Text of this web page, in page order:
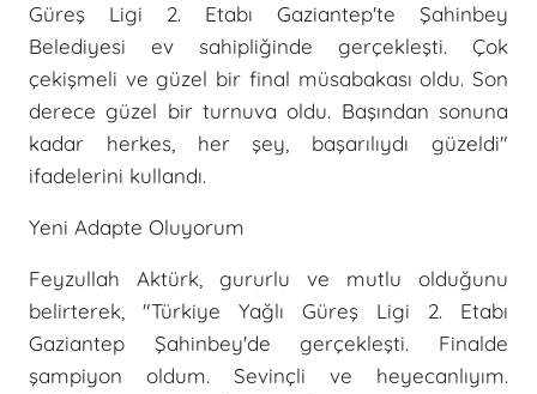
Güreş Ligi 2. Etabı Gaziantep'te Şahinbey
Belediyesi ev sahipliğinde gerçekleşti. Çok
çekişmeli ve güzel bir final müsabakası oldu. Son
derece güzel bir turnuva oldu. Başından sonuna
kadar herkes, her şey, başarılıydı güzeldi"
ifadelerini kullandı.
Yeni Adapte Oluyorum
Feyzullah Aktürk, gururlu ve mutlu olduğunu
belirterek, "Türkiye Yağlı Güreş Ligi 2. Etabı
Gaziantep Şahinbey'de gerçekleşti. Finalde
şampiyon oldum. Sevinçli ve heyecanlıyım.